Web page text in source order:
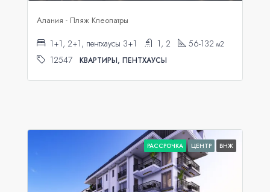
Алания - Пляж Клеопатры
1+1, 2+1, пентхаусы 3+1 1, 2 56-132 м2
12547 КВАРТИРЫ, ПЕНТХАУСЫ
РАССРОЧКА ЦЕНТР ВНЖ